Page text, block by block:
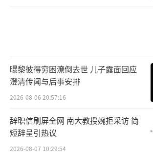
曝黎彼得穷困潦倒去世 儿子露面回应
澄清传闻与后事安排
2026-08-06 20:57:16
辞职信刷屏全网 南大教授婉拒采访 简
短辞呈引热议
2026-08-07 10:29:54